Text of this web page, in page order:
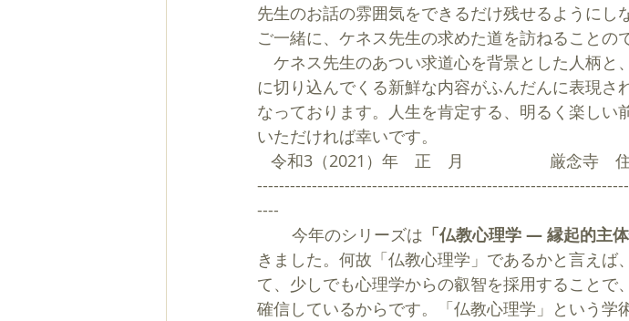
先生のお話の雰囲気をできるだけ残せるようにし
ご一緒に、ケネス先生の求めた道を訪ねることの
ケネス先生のあつい求道心を背景とした人柄と
に切り込んでくる新鮮な内容がふんだんに表現さ
なっております。人生を肯定する、明るく楽し
いただければ幸いです。
令和3（2021）年　正　月　　        　厳念寺　
----
    　今年のシリーズは
「仏教心理学 ― 縁起的主
きました。何故「仏教心理学」であるかと言えば
て、少しでも心理学からの叡智を採用することで
確信しているからです。「仏教心理学」という学